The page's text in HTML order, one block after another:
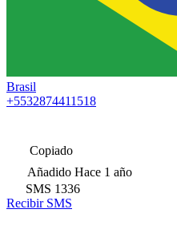
Brasil
+5532874411518
Copiado
Añadido Hace 1 año
SMS 1336
Recibir SMS